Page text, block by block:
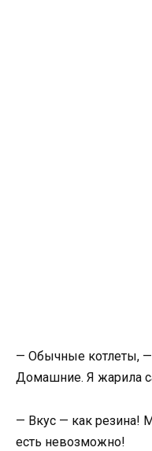
— Обычные котлеты, —
Домашние. Я жарила
— Вкус — как резина!
есть невозможно!